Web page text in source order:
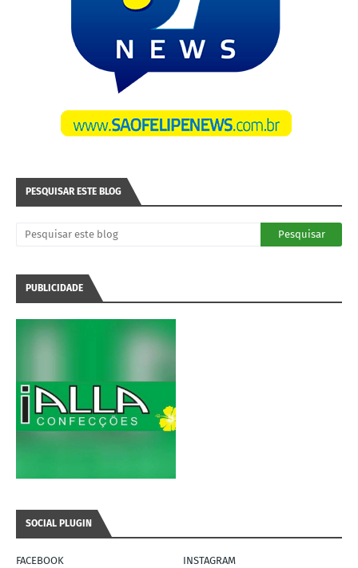
PESQUISAR ESTE BLOG
PUBLICIDADE
SOCIAL PLUGIN
FACEBOOK INSTAGRAM